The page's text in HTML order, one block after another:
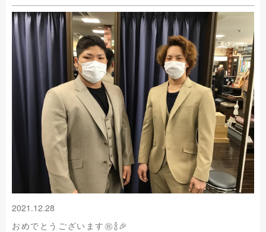
2021.12.28
おめでとうございます㊗️🍾🎉